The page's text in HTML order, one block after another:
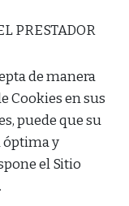
PRESTADOR
de manera
Cookies en sus
puede que su
óptima y
el Sitio